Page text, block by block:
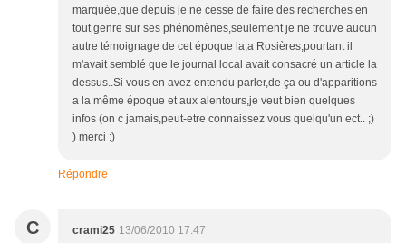
marquée,que depuis je ne cesse de faire des recherches en
tout genre sur ses phénomènes,seulement je ne trouve aucun
autre témoignage de cet époque la,a Rosières,pourtant il
m'avait semblé que le journal local avait consacré un article la
dessus..Si vous en avez entendu parler,de ça ou d'apparitions
a la même époque et aux alentours,je veut bien quelques
infos (on c jamais,peut-etre connaissez vous quelqu'un ect.. ;)
) merci :)
Répondre
C crami25 13/06/2010 17:47